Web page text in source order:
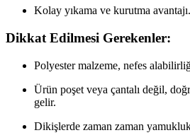
Kolay yıkama ve kurutma avantajı.
Dikkat Edilmesi Gerekenler:
Polyester malzeme, nefes
Ürün poşet veya çantalı değil,
gelir.
Dikişlerde zaman zaman